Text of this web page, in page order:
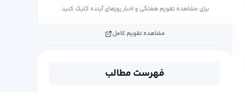
برای مشاهده تقویم هفتگی و اخبار روزهای آینده کلیک کنید.
مشاهده تقویم کامل
فهرست مطالب